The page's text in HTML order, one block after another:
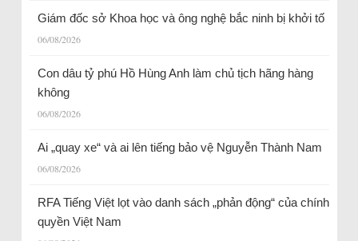
Giám đốc sở Khoa học và ông nghệ bắc ninh bị khởi tố
06/08/2026
Con dâu tỷ phú Hồ Hùng Anh làm chủ tịch hãng hàng
không
06/08/2026
Ai „quay xe“ và ai lên tiếng bảo vệ Nguyễn Thành Nam
06/08/2026
RFA Tiếng Việt lọt vào danh sách „phản động“ của chính
quyền Việt Nam